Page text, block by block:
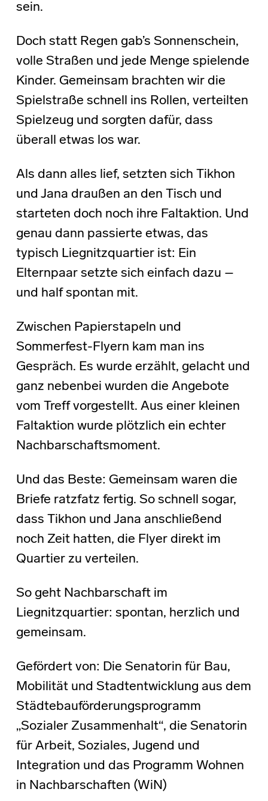
sein.
Doch statt Regen gab’s Sonnenschein,
volle Straßen und jede Menge spielende
Kinder. Gemeinsam brachten wir die
Spielstraße schnell ins Rollen, verteilten
Spielzeug und sorgten dafür, dass
überall etwas los war.
Als dann alles lief, setzten sich Tikhon
und Jana draußen an den Tisch und
starteten doch noch ihre Faltaktion. Und
genau dann passierte etwas, das
typisch Liegnitzquartier ist: Ein
Elternpaar setzte sich einfach dazu –
und half spontan mit.
Zwischen Papierstapeln und
Sommerfest-Flyern kam man ins
Gespräch. Es wurde erzählt, gelacht und
ganz nebenbei wurden die Angebote
vom Treff vorgestellt. Aus einer kleinen
Faltaktion wurde plötzlich ein echter
Nachbarschaftsmoment.
Und das Beste: Gemeinsam waren die
Briefe ratzfatz fertig. So schnell sogar,
dass Tikhon und Jana anschließend
noch Zeit hatten, die Flyer direkt im
Quartier zu verteilen.
So geht Nachbarschaft im
Liegnitzquartier: spontan, herzlich und
gemeinsam.
Gefördert von: Die Senatorin für Bau,
Mobilität und Stadtentwicklung aus dem
Städtebauförderungsprogramm
„Sozialer Zusammenhalt“, die Senatorin
für Arbeit, Soziales, Jugend und
Integration und das Programm Wohnen
in Nachbarschaften (WiN)